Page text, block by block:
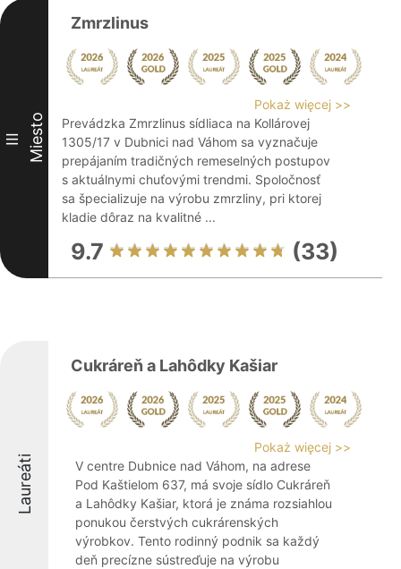
III Miesto
Zmrzlinus
Pokaż więcej >>
Prevádzka Zmrzlinus sídliaca na Kollárovej
1305/17 v Dubnici nad Váhom sa vyznačuje
prepájaním tradičných remeselných postupov
s aktuálnymi chuťovými trendmi. Spoločnosť
sa špecializuje na výrobu zmrzliny, pri ktorej
kladie dôraz na kvalitné ...
9.7 (33)
Laureáti
Cukráreň a Lahôdky Kašiar
Pokaż więcej >>
V centre Dubnice nad Váhom, na adrese
Pod Kaštielom 637, má svoje sídlo Cukráreň
a Lahôdky Kašiar, ktorá je známa rozsiahlou
ponukou čerstvých cukrárenských
výrobkov. Tento rodinný podnik sa každý
deň precízne sústreďuje na výrobu